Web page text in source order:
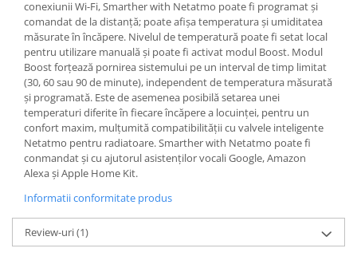
conexiunii Wi-Fi, Smarther with Netatmo poate fi programat și
comandat de la distanță; poate afișa temperatura și umiditatea
măsurate în încăpere. Nivelul de temperatură poate fi setat local
pentru utilizare manuală și poate fi activat modul Boost. Modul
Boost forțează pornirea sistemului pe un interval de timp limitat
(30, 60 sau 90 de minute), independent de temperatura măsurată
și programată. Este de asemenea posibilă setarea unei
temperaturi diferite în fiecare încăpere a locuinței, pentru un
confort maxim, mulțumită compatibilității cu valvele inteligente
Netatmo pentru radiatoare. Smarther with Netatmo poate fi
conmandat și cu ajutorul asistenților vocali Google, Amazon
Alexa și Apple Home Kit.
Informatii conformitate produs
Review-uri(1)